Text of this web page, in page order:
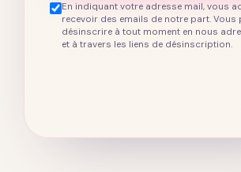
En indiquant votre adresse mail, vous
recevoir des emails de notre part. Vous
désinscrire à tout moment en nous
et à travers les liens de désinscription.